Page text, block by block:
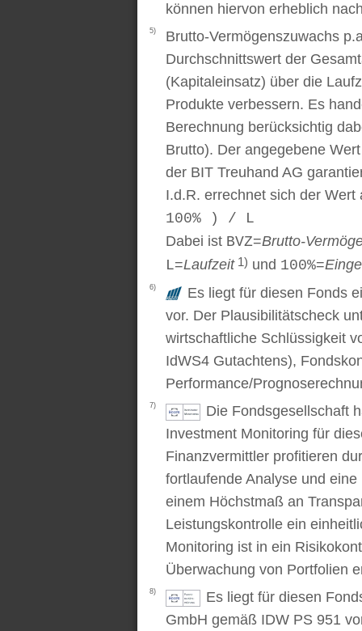
können hiervon erheblich
5)
Brutto-Vermögenszuwachs
Durchschnittswert der
(Kapitaleinsatz) über die
Produkte verbessern. Es
Berechnung berücksichtig
Brutto). Der angegebene
der BIT Treuhand AG
I.d.R. errechnet sich der
100% ) / L
Dabei ist BVZ=Brutto-
L=Laufzeit1) und 100%=
6)
Es liegt für diesen Fonds
vor. Der Plausibilitätscheck
wirtschaftliche Schlüssigkeit
IdWS4 Gutachtens),
Performance/
7)
Die Fondsgesellschaft
Investment Monitoring für
Finanzvermittler profitieren
fortlaufende Analyse und
einem Höchstmaß an
Leistungskontrolle ein
Monitoring ist in ein
Überwachung von Portfolien
8)
Es liegt für diesen
GmbH gemäß IDW PS 951